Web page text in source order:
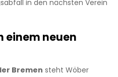
in den nächsten Verein
einem neuen
Bremen steht Wöber